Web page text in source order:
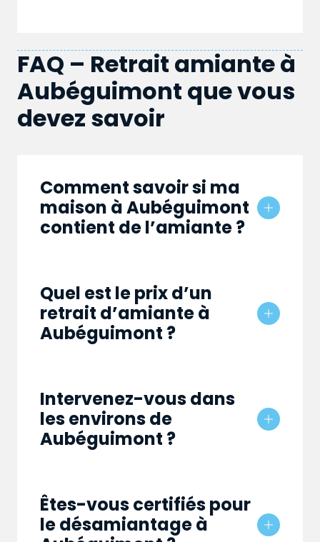
FAQ – Retrait amiante à
Aubéguimont que vous
devez savoir
Comment savoir si ma
maison à Aubéguimont
contient de l’amiante ?
Quel est le prix d’un
retrait d’amiante à
Aubéguimont ?
Intervenez-vous dans
les environs de
Aubéguimont ?
Êtes-vous certifiés pour
le désamiantage à